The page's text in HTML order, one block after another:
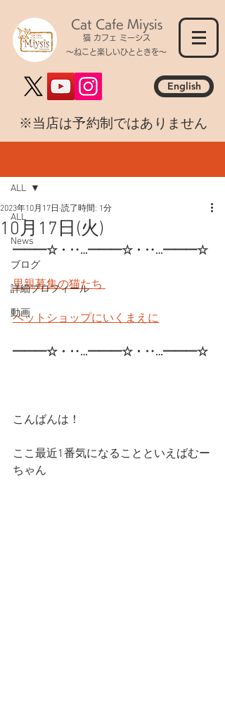
Cat Cafe Miysis
猫 カフェ ミーシス
～ねこと楽しいひとときを～
English
​※当店は予約制ではありません
ALL
News
ブログ
詳細プロフィール
動画
ALL
10月17日(火)
2023年10月17日 読了時間: 1分
━━━☆・‥…━━━☆・‥…━━━☆
里親募集の猫たち
ペットショップにいくまえに
━━━☆・‥…━━━☆・‥…━━━☆
こんばんは！
ここ最近1番気になることといえばむー
ちゃん